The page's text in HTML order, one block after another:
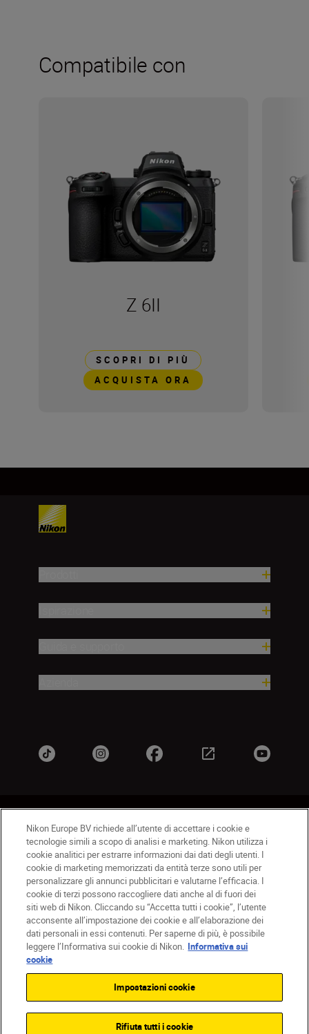
Compatibile con
Z 6II
SCOPRI DI PIÙ
ACQUISTA ORA
Contattateci
Informativa sulla privacy
Termini di utilizzo
Informativa sui cookie
Impostazioni dei cookie
© 2026 Nikon
Back to top
Nikon Europe BV richiede all’utente di accettare i cookie e
tecnologie simili a scopo di analisi e marketing. Nikon utilizza i
cookie analitici per estrarre informazioni dai dati degli utenti. I
cookie di marketing memorizzati da entità terze sono utili per
personalizzare gli annunci pubblicitari e valutarne l’efficacia. I
cookie di terzi possono raccogliere dati anche al di fuori dei
siti web di Nikon. Cliccando su “Accetta tutti i cookie”, l’utente
acconsente all’impostazione dei cookie e all’elaborazione dei
dati personali in essi contenuti. Per saperne di più, è possibile
leggere l’Informativa sui cookie di Nikon. Informativa sui
cookie
Impostazioni cookie
Rifiuta tutti i cookie